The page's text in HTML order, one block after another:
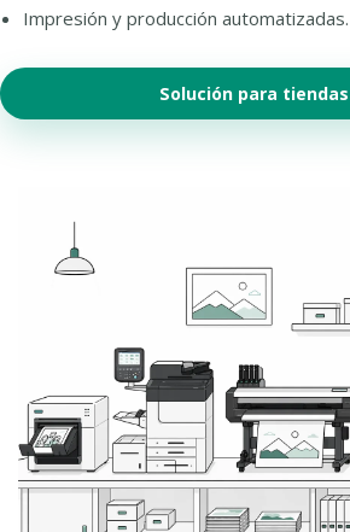
Impresión y producción automatizadas.
Solución para tiendas